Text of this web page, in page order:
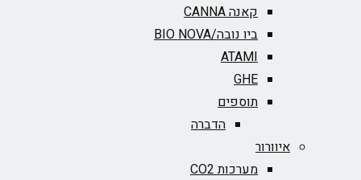
קאנה CANNA
ביו נובה/BIO NOVA‏
ATAMI
GHE
תוספים
הדברה
איוורור
מערכות CO2